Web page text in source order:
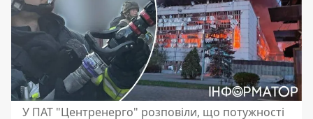
У ПАТ "Центренерго" розповіли, що потужності